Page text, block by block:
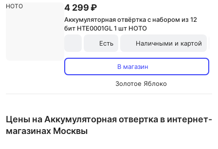
4 299 ₽
Аккумуляторная отвёртка с набором из 12
бит HTE0001GL 1 шт HOTO
Есть
Наличными и картой
В магазин
Золотое Яблоко
Цены на Аккумуляторная отвертка в интернет-
магазинах Москвы